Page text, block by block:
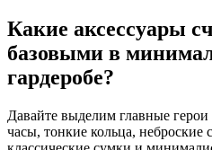
Какие аксессуары
базовыми в
гардеробе?
Давайте выделим главные
часы, тонкие кольца, неброские